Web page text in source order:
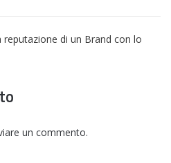
:
di un Brand con lo
un commento.